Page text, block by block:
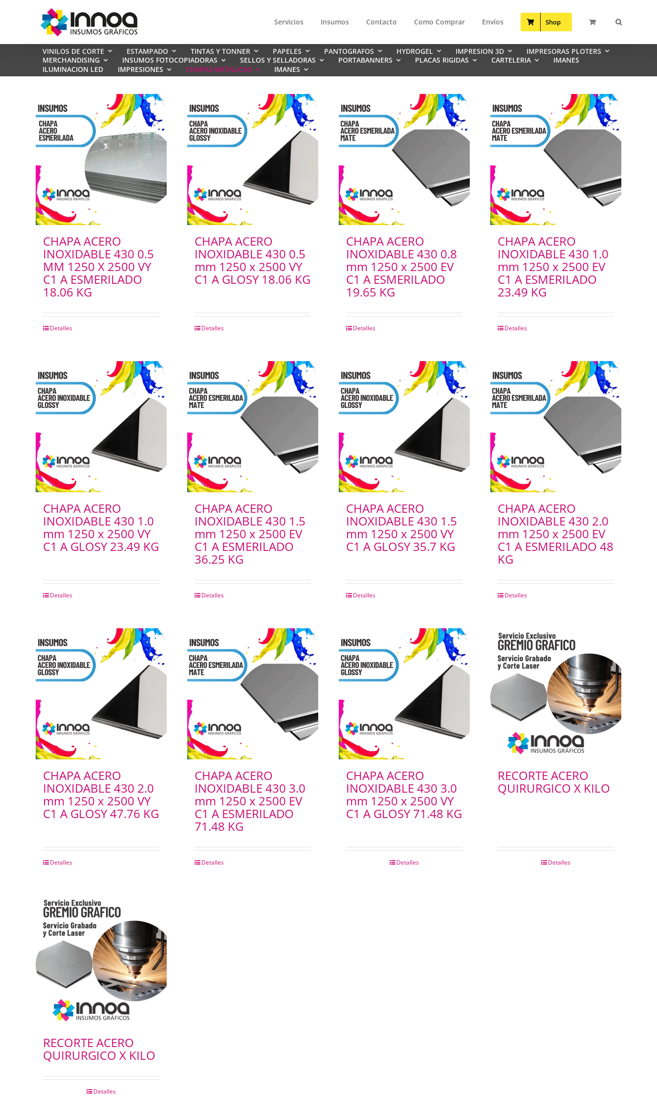
Servicios Insumos Contacto Como Comprar Envíos Shop
VINILOS DE CORTE ESTAMPADO
BUZOS CUELLO REDONDO GORRA 6 GAJOS Algodon Y Poliester
REMERAS DE ALGODON
REMERAS SUBLIMABLES SPUM
REMERAS RANGLAN SPUM
VESTIDOS SPUM
PIJAMA INFANTIL
TINTAS Y TONNER PAPELES PANTOGRAFOS HYDROGEL IMPRESION 3D
IMPRESORAS PLOTERS
MERCHANDISING
INSUMOS FOTOCOPIADORAS SELLOS Y SELLADORAS PORTABANNERS PLACAS RIGIDAS CARTELERIA
IMANES
ILUMINACION LED
IMPRESIONES CHAPAS METALICAS IMANES
CHAPA ACERO
INOXIDABLE 430 0.5
MM 1250 X 2500 VY
C1 A ESMERILADO
18.06 KG
Detalles
CHAPA ACERO
INOXIDABLE 430 0.5
mm 1250 x 2500 VY
C1 A GLOSY 18.06 KG
Detalles
CHAPA ACERO
INOXIDABLE 430 0.8
mm 1250 x 2500 EV
C1 A ESMERILADO
19.65 KG
Detalles
CHAPA ACERO
INOXIDABLE 430 1.0
mm 1250 x 2500 EV
C1 A ESMERILADO
23.49 KG
Detalles
CHAPA ACERO
INOXIDABLE 430 1.0
mm 1250 x 2500 VY
C1 A GLOSY 23.49 KG
Detalles
CHAPA ACERO
INOXIDABLE 430 1.5
mm 1250 x 2500 EV
C1 A ESMERILADO
36.25 KG
Detalles
CHAPA ACERO
INOXIDABLE 430 1.5
mm 1250 x 2500 VY
C1 A GLOSY 35.7 KG
Detalles
CHAPA ACERO
INOXIDABLE 430 2.0
mm 1250 x 2500 EV
C1 A ESMERILADO 48
KG
Detalles
CHAPA ACERO
INOXIDABLE 430 2.0
mm 1250 x 2500 VY
C1 A GLOSY 47.76 KG
Detalles
CHAPA ACERO
INOXIDABLE 430 3.0
mm 1250 x 2500 EV
C1 A ESMERILADO
71.48 KG
Detalles
CHAPA ACERO
INOXIDABLE 430 3.0
mm 1250 x 2500 VY
C1 A GLOSY 71.48 KG
Detalles
RECORTE ACERO
QUIRURGICO X KILO
Detalles
RECORTE ACERO
QUIRURGICO X KILO
Detalles